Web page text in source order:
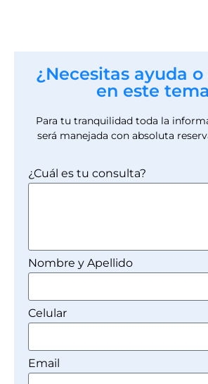
¿Necesitas ayuda o
en este
Para tu tranquilidad toda la
será manejada con absoluta
¿Cuál es tu consulta?
Nombre y Apellido
Celular
Email